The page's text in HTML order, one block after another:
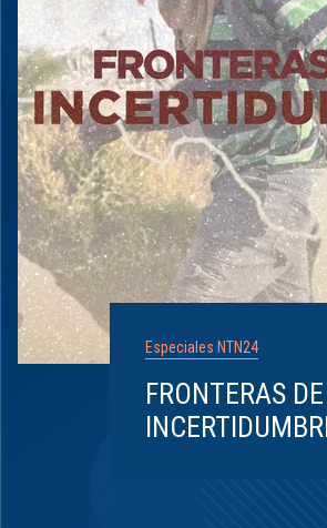
Especiales NTN24
FRONTERAS DE